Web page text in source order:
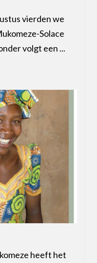
vierden we
Solace
volgt een ...
heeft het